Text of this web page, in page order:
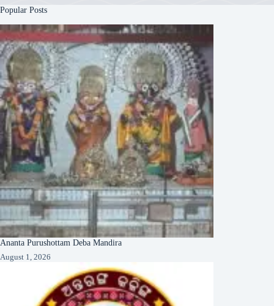
Popular Posts
Ananta Purushottam Deba Mandira
August 1, 2026